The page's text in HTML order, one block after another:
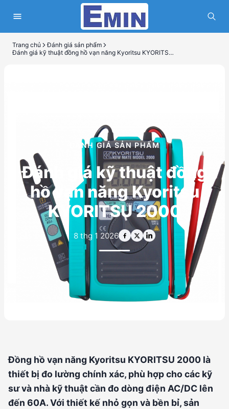
Trang chủ
Đánh giá sản phẩm
Đánh giá kỹ thuật đồng hồ vạn năng Kyoritsu KYORITSU 2000
ĐÁNH GIÁ SẢN PHẨM
Đánh giá kỹ thuật đồng
hồ vạn năng Kyoritsu
KYORITSU 2000
8 thg 1 2026
Đồng hồ vạn năng Kyoritsu KYORITSU 2000 là
thiết bị đo lường chính xác, phù hợp cho các kỹ
sư và nhà kỹ thuật cần đo dòng điện AC/DC lên
đến 60A. Với thiết kế nhỏ gọn và bền bỉ, sản